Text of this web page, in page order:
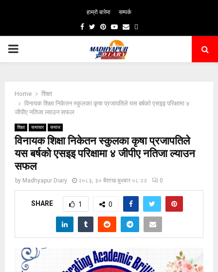
हाम्रो बारेमा सम्पर्क
Facebook
TwitterPinterest
Youtube
Email
PRIMARY
Home
शिक्षा
विनायक शिक्षा निकेतन स्कुलका कृषा प्रजापतिले यस बर्षको एसइइ परिक्षामा ४
जीपीए नतिजा ल्याउन सफल
शिक्षा समाचार समाज
विनायक शिक्षा निकेतन स्कुलका कृषा प्रजापतिले
यस बर्षको एसइइ परिक्षामा ४ जीपीए नतिजा ल्याउन
सफल
by Madhyapur Diary २०८३, ३० बैशाख बुधबार ०८:२२ 0
SHARE 1 0